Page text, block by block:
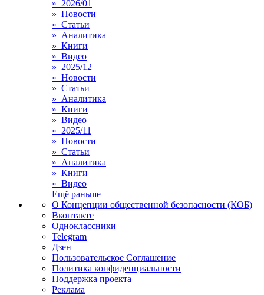
» 2026/01
» Новости
» Статьи
» Аналитика
» Книги
» Видео
» 2025/12
» Новости
» Статьи
» Аналитика
» Книги
» Видео
» 2025/11
» Новости
» Статьи
» Аналитика
» Книги
» Видео
Ещё раньше
О Концепции общественной безопасности (КОБ)
Вконтакте
Одноклассники
Telegram
Дзен
Пользовательское Соглашение
Политика конфиденциальности
Поддержка проекта
Реклама